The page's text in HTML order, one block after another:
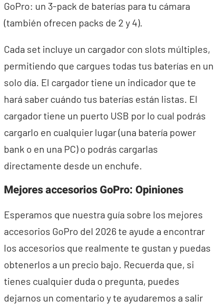
GoPro: un 3-pack de baterías para tu cámara
(también ofrecen packs de 2 y 4).
Cada set incluye un cargador con slots múltiples,
permitiendo que cargues todas tus baterías en un
solo día. El cargador tiene un indicador que te
hará saber cuándo tus baterías están listas. El
cargador tiene un puerto USB por lo cual podrás
cargarlo en cualquier lugar (una batería power
bank o en una PC) o podrás cargarlas
directamente desde un enchufe.
Mejores accesorios GoPro: Opiniones
Esperamos que nuestra guía sobre los mejores
accesorios GoPro del 2026 te ayude a encontrar
los accesorios que realmente te gustan y puedas
obtenerlos a un precio bajo. Recuerda que, si
tienes cualquier duda o pregunta, puedes
dejarnos un comentario y te ayudaremos a salir